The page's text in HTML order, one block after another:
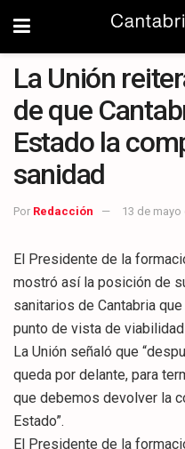
La Unión
de que
Estado la
sanidad
Por Redacción 13 de mayo
El Presidente de la
mostró así la posición de
sanitarios de Cantabria
punto de vista de viabilidad
La Unión señaló que
queda por delante, para
que debemos devolver la
Estado”.
El Presidente de la